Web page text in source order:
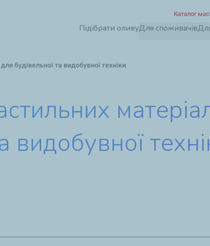
до
Підібрати оливуДля споживачів
Каталог
будівельної та видобувної техніки
видобувної